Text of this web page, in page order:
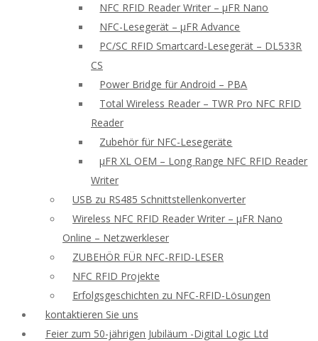
NFC RFID Reader Writer – μFR Nano
NFC-Lesegerät – μFR Advance
PC/SC RFID Smartcard-Lesegerät – DL533R
CS
Power Bridge für Android – PBA
Total Wireless Reader – TWR Pro NFC RFID
Reader
Zubehör für NFC-Lesegeräte
μFR XL OEM – Long Range NFC RFID Reader
Writer
USB zu RS485 Schnittstellenkonverter
Wireless NFC RFID Reader Writer – μFR Nano
Online – Netzwerkleser
ZUBEHÖR FÜR NFC-RFID-LESER
NFC RFID Projekte
Erfolgsgeschichten zu NFC-RFID-Lösungen
kontaktieren Sie uns
Feier zum 50-jährigen Jubiläum -Digital Logic Ltd